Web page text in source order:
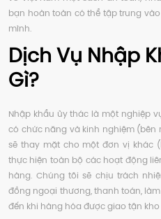
bạn hoàn toàn có thể tập trung
mình.
Dịch Vụ Nhập
Gì?
Nhập khẩu ủy thác là một nghiệp
có chức năng và kinh nghiệm (bên
sẽ thay mặt cho một đơn vị khác
thực hiện toàn bộ các hoạt động
hàng. Chúng tôi sẽ chịu trách
đồng ngoại thương, thanh toán,
đến khi hàng hóa được giao tận